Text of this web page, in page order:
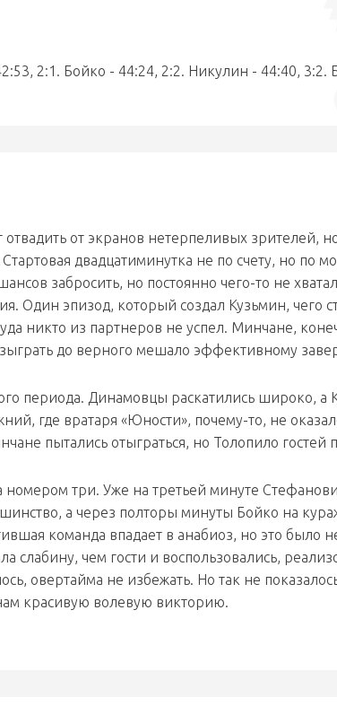
2:1. Бойко - 44:24, 2:2. Никулин - 44:40, 3:2.
от экранов нетерпеливых зрителей,
двадцатиминутка не по счету, но по
забросить, но постоянно чего-то не
Один эпизод, который создал Кузьмин, чего
никто из партнеров не успел. Минчане,
до верного мешало эффективному
периода. Динамовцы раскатились широко, а
где вратаря «Юности», почему-то, не
пытались отыграться, но Толопило гостей
номером три. Уже на третьей минуте
а через полторы минуты Бойко на
команда впадает в анабиоз, но это было
слабину, чем гости и воспользовались,
овертайма не избежать. Но так не
красивую волевую викторию.